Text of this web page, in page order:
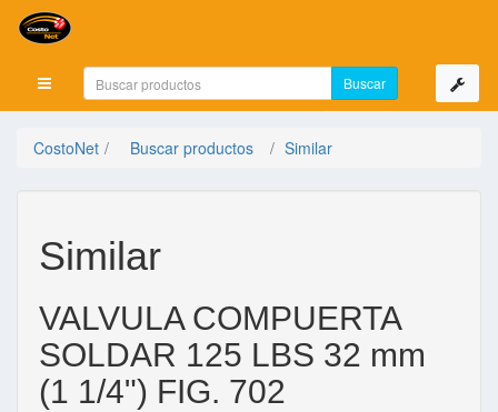
Mostrar menú
CostoNet Buscar productos Similar
Similar
VALVULA COMPUERTA
SOLDAR 125 LBS 32 mm
(1 1/4") FIG. 702